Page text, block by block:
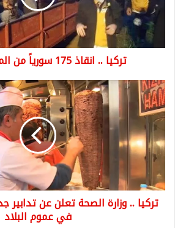
من
الموت
المحقق
تركيا .. انقاذ 175 سورياً من الموت المحقق
تركيا
..
وزارة
الصحة
تعلن
عن
تدابير
جديدة
تخص
المطاعم
تركيا .. وزارة الصحة تعلن عن
في عموم البلاد